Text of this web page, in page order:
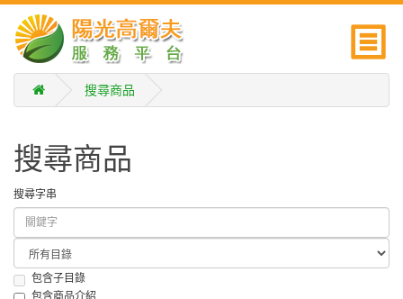
搜尋商品
搜尋商品
搜尋字串
包含子目錄
包含商品介紹